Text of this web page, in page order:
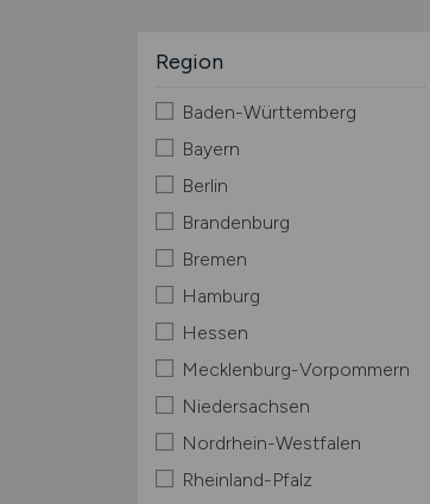
Region
Baden-Württemberg
Bayern
Berlin
Brandenburg
Bremen
Hamburg
Hessen
Mecklenburg-Vorpommern
Niedersachsen
Nordrhein-Westfalen
Rheinland-Pfalz